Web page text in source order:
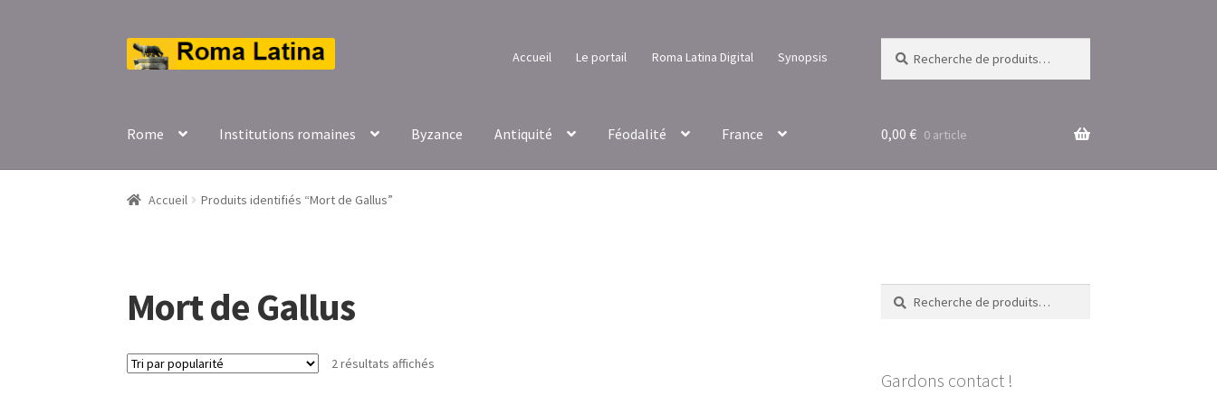
Aller
à
Aller
au
Accueil Le portail Roma Latina Digital Synopsis
pour :
Rome Institutions romaines Byzance Antiquité Féodalité France 0,00 € 0 article
Accueil Produits identifiés “Mort de Gallus”
Mort de Gallus
2 résultats affichés
Recherche
pour :
Recherche
Gardons contact !